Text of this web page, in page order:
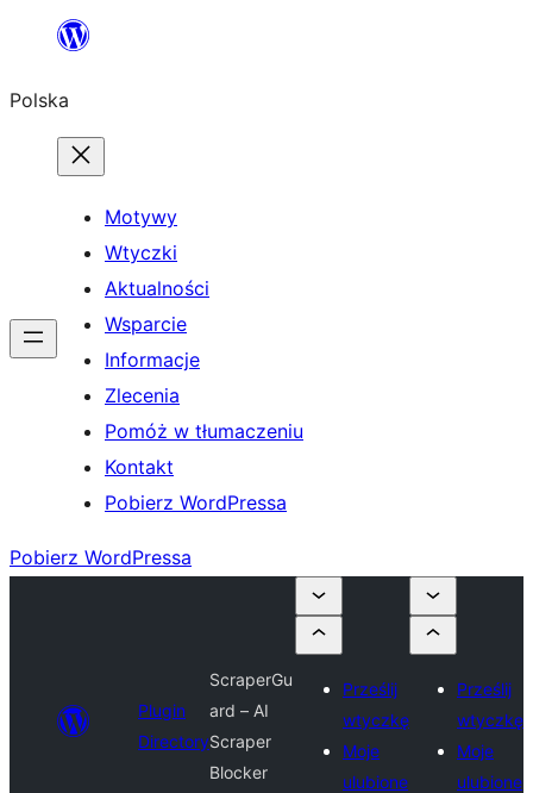
Przejdź
treści
Polska
Motywy
Wtyczki
Aktualności
Wsparcie
Informacje
Zlecenia
Pomóż w tłumaczeniu
Kontakt
Pobierz WordPressa
Pobierz WordPressa
Plugin
Directory
ScraperGu
ard – AI
Scraper
Blocker
Prześlij
wtyczkę
Moje
ulubione
Prześlij
wtyczkę
Moje
ulubione